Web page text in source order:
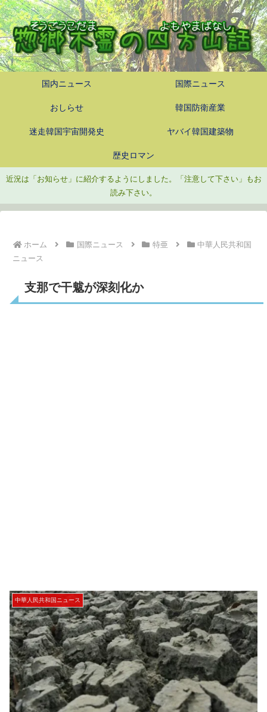
国内ニュース 国際ニュース
おしらせ 韓国防衛産業
迷走韓国宇宙開発史 ヤバイ韓国建築物
歴史ロマン
近況は「お知らせ」に紹介するようにしました。「注意して下さい」もお
読み下さい。
ホーム 国際ニュース 特亜
中華人民共和国
ニュース
支那で干魃が深刻化か
中華人民共和国ニュース